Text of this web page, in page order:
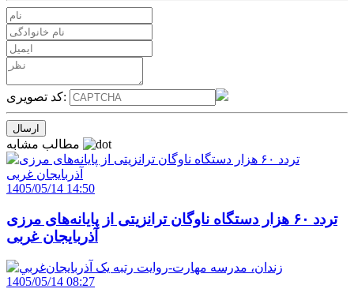
کد تصویری:
1405/05/14 14:50
تردد ۶۰ هزار دستگاه ناوگان ترانزیتی از پایانه‌های مرزی
آذربایجان ‌غربی
1405/05/14 08:27